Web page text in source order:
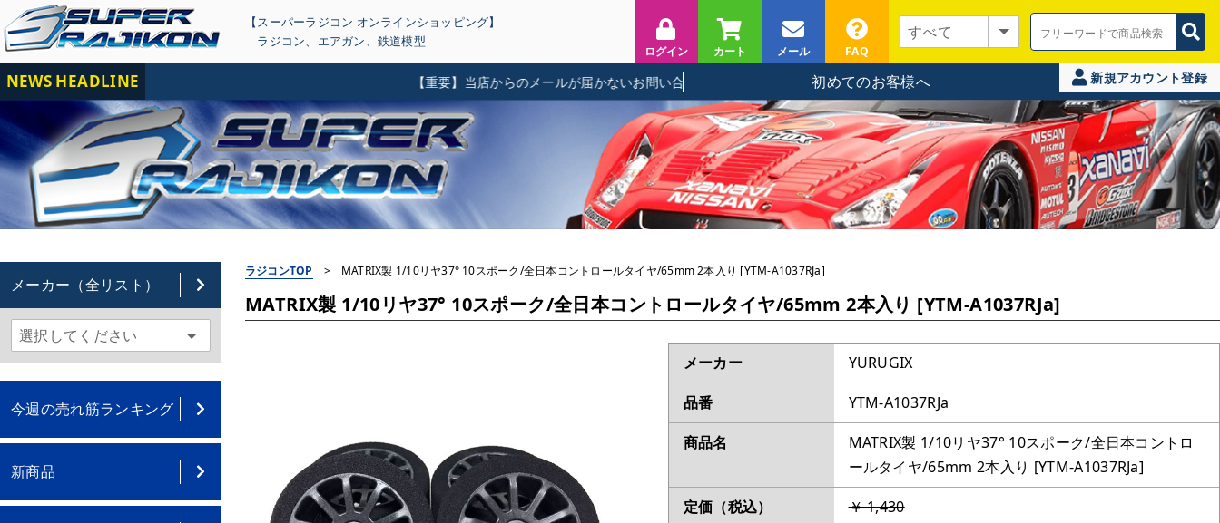
【スーパーラジコン オンラインショッピング】
ラジコン、 エアガン、 鉄道模型
ログイン カート メール FAQ
NEWS HEADLINE 【重要】当店からのメールが届かないお問い合わせに関して 初めてのお客様へ 新規アカウント登録
メーカー（全リスト）
今週の売れ筋ランキング
新商品
ラジコンTOP > MATRIX製 1/10リヤ37° 10スポーク/全日本コントロールタイヤ/65mm 2本入り [YTM-A1037RJa]
MATRIX製 1/10リヤ37° 10スポーク/全日本コントロールタイヤ/65mm 2本入り [YTM-A1037RJa]
メーカー
YURUGIX
品番
YTM-A1037RJa
商品名
MATRIX製 1/10リヤ37° 10スポーク/全日本コントロ
ールタイヤ/65mm 2本入り [YTM-A1037RJa]
定価（税込）
￥ 1,430